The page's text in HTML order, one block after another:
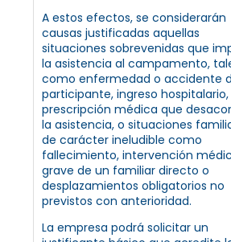
A estos efectos, se considerarán
causas justificadas aquellas
situaciones sobrevenidas que
la asistencia al campamento,
como enfermedad o accidente
participante, ingreso hospitalario,
prescripción médica que
la asistencia, o situaciones
de carácter ineludible como
fallecimiento, intervención
grave de un familiar directo o
desplazamientos obligatorios no
previstos con anterioridad.
La empresa podrá solicitar un